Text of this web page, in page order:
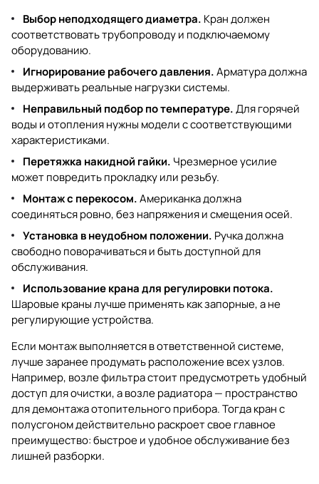
Выбор неподходящего диаметра. Кран должен
соответствовать трубопроводу и подключаемому
оборудованию.
Игнорирование рабочего давления.Арматура должна
выдерживать реальные нагрузки системы.
Неправильный подбор по температуре.Для горячей
воды и отопления нужны модели с соответствующими
характеристиками.
Перетяжка накидной гайки. Чрезмерное усилие
может повредить прокладку или резьбу.
Монтаж с перекосом.Американка должна
соединяться ровно, без напряжения и смещения осей.
Установка в неудобном положении. Ручка должна
свободно поворачиваться и быть доступной для
обслуживания.
Использование крана для регулировки потока.
Шаровые краны лучше применять как запорные, а не
регулирующие устройства.
Если монтаж выполняется в ответственной системе,
лучше заранее продумать расположение всех узлов.
Например, возле фильтра стоит предусмотреть удобный
доступ для очистки, а возле радиатора — пространство
для демонтажа отопительного прибора. Тогда кран с
полусгоном действительно раскроет свое главное
преимущество: быстрое и удобное обслуживание без
лишней разборки.